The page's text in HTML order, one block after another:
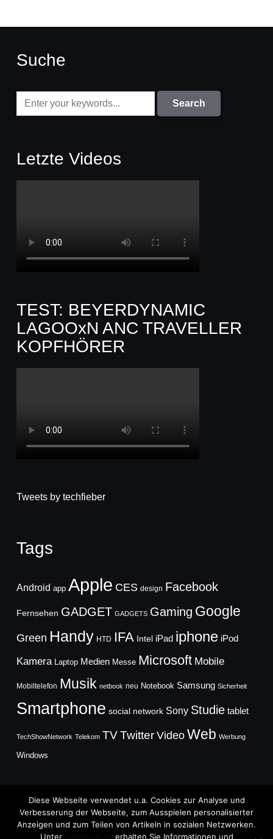
Suche
Letzte Videos
TEST: BEYERDYNAMIC
LAGOOxN ANC TRAVELLER
KOPFHÖRER
Tweets by techfieber
Tags
Android app Apple CES design Facebook
Fernsehen GADGET GADGETS Gaming Google
Green Handy HTD IFA Intel iPad iphone iPod
Kamera Laptop Medien Messe Microsoft Mobile
Mobiltelefon Musik netbook neu Notebook Samsung Sicherheit
Smartphone social network Sony Studie tablet
TechShowNetwork Telekom TVTwitter Video Web Werbung
Windows
Copyright © 2026
Diese Webseite verwendet u.a. Cookies zur Analyse und
Verbesserung der Webseite, zum Ausspielen personalisierter
Anzeigen und zum Teilen von Artikeln in sozialen Netzwerken.
Unter
erhalten Sie Informationen und